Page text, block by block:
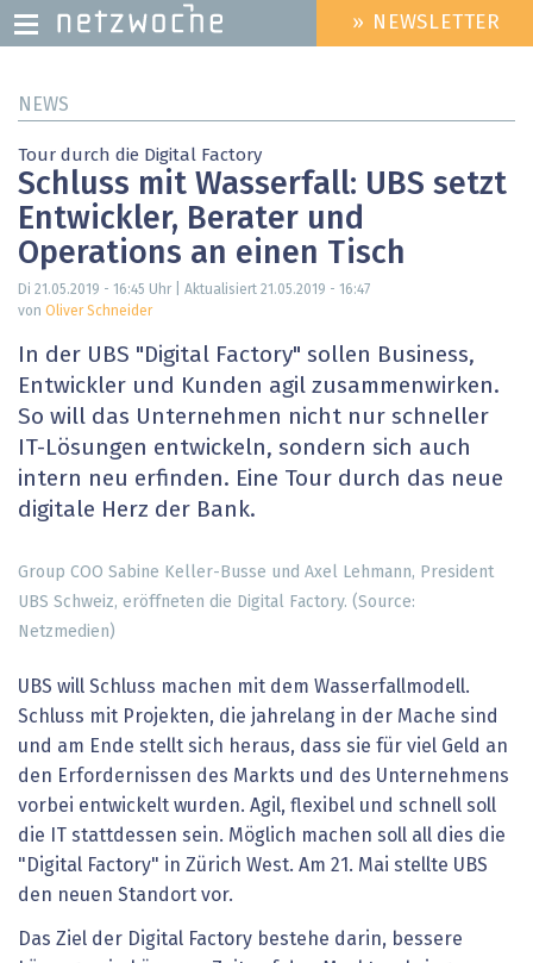
zum
HEADER
MENU
» NEWSLETTER
NEWS
Tour durch die Digital Factory
Schluss mit Wasserfall: UBS setzt
Entwickler, Berater und
Operations an einen Tisch
Di 21.05.2019 - 16:45 Uhr | Aktualisiert 21.05.2019 - 16:47
von Oliver Schneider
In der UBS "Digital Factory" sollen Business,
Entwickler und Kunden agil zusammenwirken.
So will das Unternehmen nicht nur schneller
IT-Lösungen entwickeln, sondern sich auch
intern neu erfinden. Eine Tour durch das neue
digitale Herz der Bank.
Group COO Sabine Keller-Busse und Axel Lehmann, President
UBS Schweiz, eröffneten die Digital Factory. (Source:
Netzmedien)
UBS will Schluss machen mit dem Wasserfallmodell.
Schluss mit Projekten, die jahrelang in der Mache sind
und am Ende stellt sich heraus, dass sie für viel Geld an
den Erfordernissen des Markts und des Unternehmens
vorbei entwickelt wurden. Agil, flexibel und schnell soll
die IT stattdessen sein. Möglich machen soll all dies die
"Digital Factory" in Zürich West. Am 21. Mai stellte UBS
den neuen Standort vor.
Das Ziel der Digital Factory bestehe darin, bessere